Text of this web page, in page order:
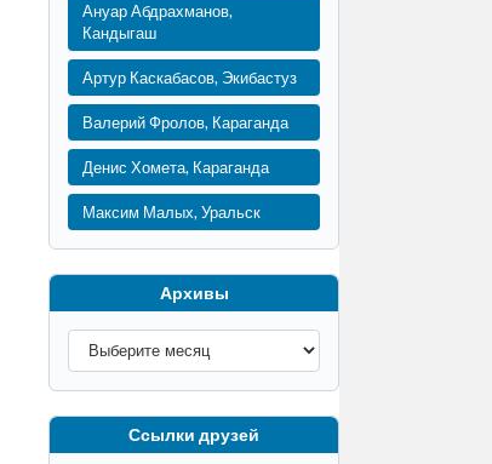
Ануар Абдрахманов,
Кандыгаш
Артур Каскабасов, Экибастуз
Валерий Фролов, Караганда
Денис Хомета, Караганда
Максим Малых, Уральск
Архивы
Ссылки друзей